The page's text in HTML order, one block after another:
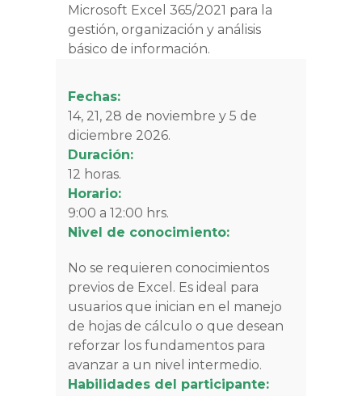
Microsoft Excel 365/2021 para la
gestión, organización y análisis
básico de información.
Fechas:
14, 21, 28 de noviembre y 5 de
diciembre 2026.
Duración:
12 horas.
Horario:
9:00 a 12:00 hrs.
Nivel de conocimiento:
No se requieren conocimientos
previos de Excel. Es ideal para
usuarios que inician en el manejo
de hojas de cálculo o que desean
reforzar los fundamentos para
avanzar a un nivel intermedio.
Habilidades del participante: